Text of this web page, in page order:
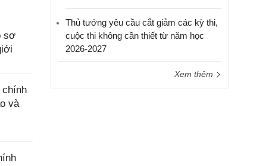
sơ
chính
và
Thủ tướng yêu cầu cắt giảm các kỳ thi,
cuộc thi không cần thiết từ năm học
2026-2027
Xem thêm